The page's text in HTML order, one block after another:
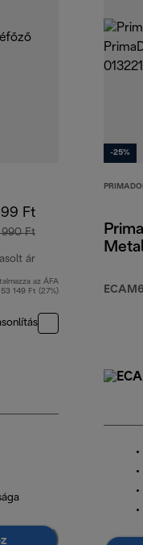
Ft
990 Ft
ár
eredeti ár 269 990
az ÁFA
149 Ft (27%)
-25%